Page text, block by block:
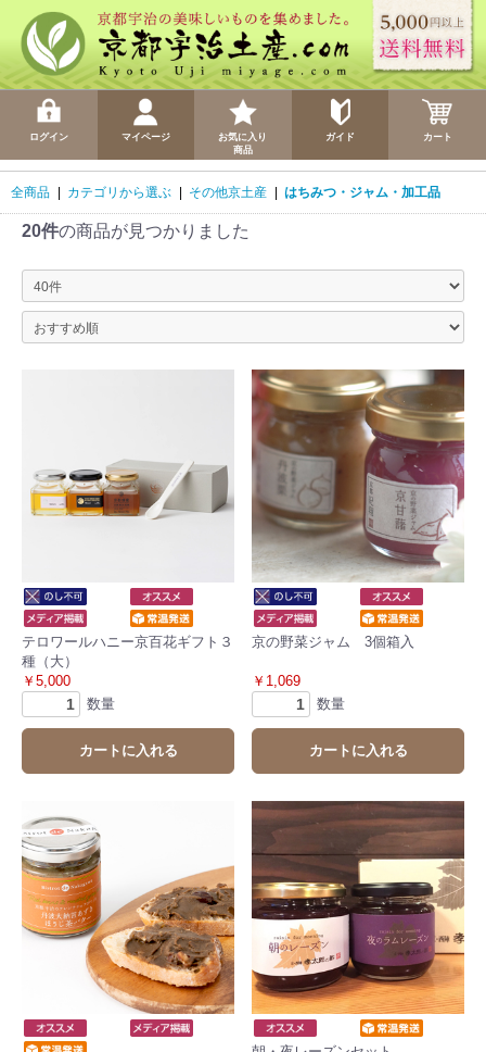
ログイン マイページ
お気に入り
商品
ガイド カート
全商品 カテゴリから選ぶ その他京土産 はちみつ・ジャム・加工品
20件の商品が見つかりました
テロワールハニー京百花ギフト３
種（大）
￥5,000
数量
カートに入れる
京の野菜ジャム 3個箱入
￥1,069
数量
カートに入れる